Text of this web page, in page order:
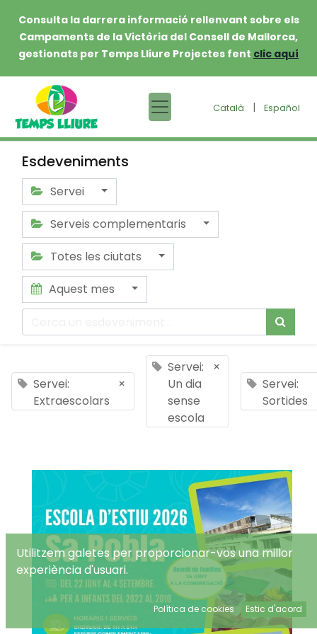
Consulta la darrera informació rellenvant sobre els
Campaments de la Victòria del Consell de Mallorca,
gestionats per Temps Lliure Projectes fent clic aquí
Català | Español
Esdeveniments
Servei
Serveis complementaris
Totes les ciutats
Aquest mes
Servei:
Extraescolars
×
Servei:
Un dia
sense
escola
×
Servei:
Sortides
Utilitzem galetes per proporcionar-vos una millor
experiència d'usuari.
Política de cookies Estic d'acord